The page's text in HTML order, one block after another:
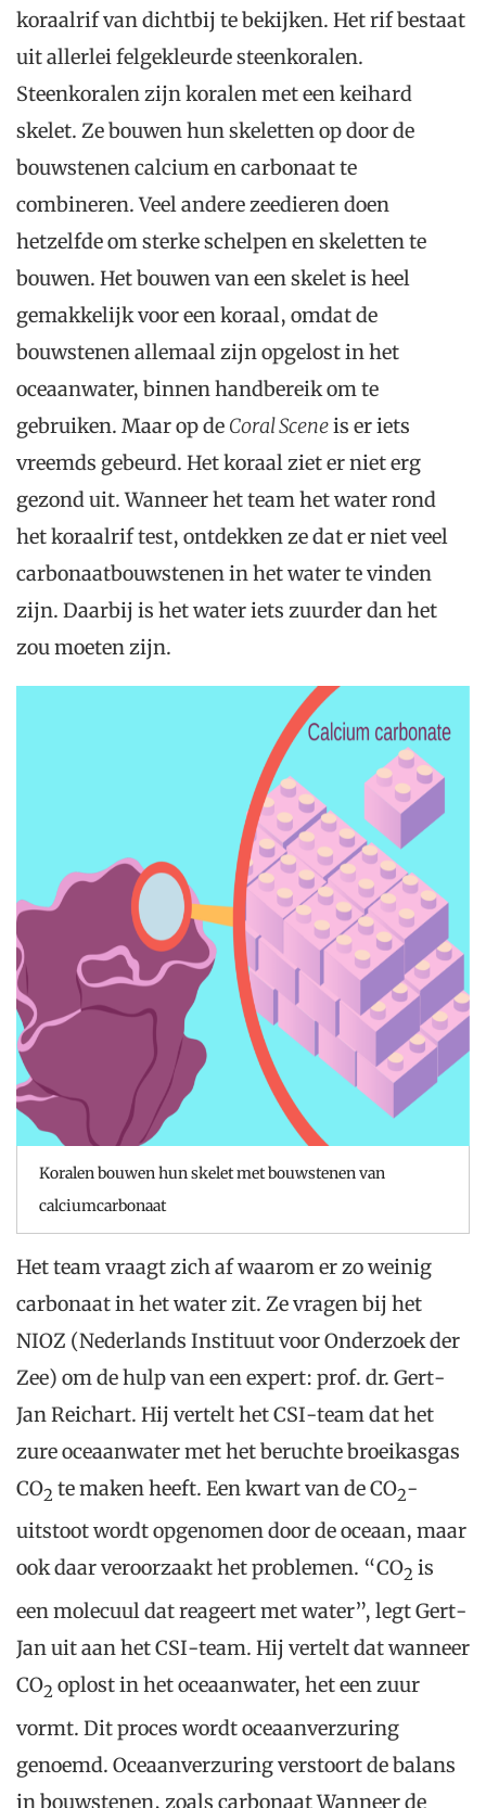
koraalrif van dichtbij te bekijken. Het rif bestaat
uit allerlei felgekleurde steenkoralen.
Steenkoralen zijn koralen met een keihard
skelet. Ze bouwen hun skeletten op door de
bouwstenen calcium en carbonaat te
combineren. Veel andere zeedieren doen
hetzelfde om sterke schelpen en skeletten te
bouwen. Het bouwen van een skelet is heel
gemakkelijk voor een koraal, omdat de
bouwstenen allemaal zijn opgelost in het
oceaanwater, binnen handbereik om te
gebruiken. Maar op de Coral Sceneis er iets
vreemds gebeurd. Het koraal ziet er niet erg
gezond uit. Wanneer het team het water rond
het koraalrif test, ontdekken ze dat er niet veel
carbonaatbouwstenen in het water te vinden
zijn. Daarbij is het water iets zuurder dan het
zou moeten zijn.
Koralen bouwen hun skelet met bouwstenen van
calciumcarbonaat
Het team vraagt ​​zich af waarom er zo weinig
carbonaat in het water zit. Ze vragen bij het
NIOZ (Nederlands Instituut voor Onderzoek der
Zee) om de hulp van een expert: prof. dr. Gert-
Jan Reichart. Hij vertelt het CSI-team dat het
zure oceaanwater met het beruchte broeikasgas
CO2 te maken heeft. Een kwart van de CO2-
uitstoot wordt opgenomen door de oceaan, maar
ook daar veroorzaakt het problemen. “CO2 is
een molecuul dat reageert met water”, legt Gert-
Jan uit aan het CSI-team. Hij vertelt dat wanneer
CO2 oplost in het oceaanwater, het een zuur
vormt. Dit proces wordt oceaanverzuring
genoemd. Oceaanverzuring verstoort de balans
in bouwstenen, zoals carbonaat Wanneer de